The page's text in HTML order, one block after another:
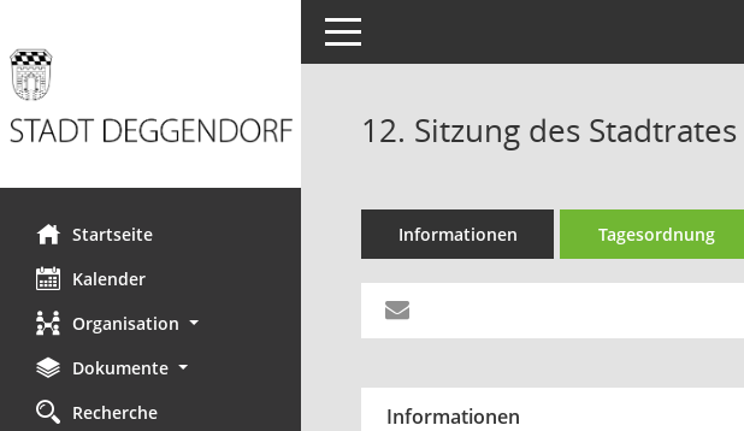
Startseite
Kalender
Organisation
Dokumente
Recherche
Toggle navigation
12. Sitzung des
Informationen Tagesordnung
Informationen